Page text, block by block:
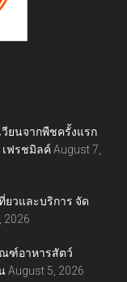
ยนจากพืชครั้งแรก
ฟรชมิลค์ August 7,
ยวและบริการ จัด
2026
ณฑ์อาหารสัตว์
August 5, 2026